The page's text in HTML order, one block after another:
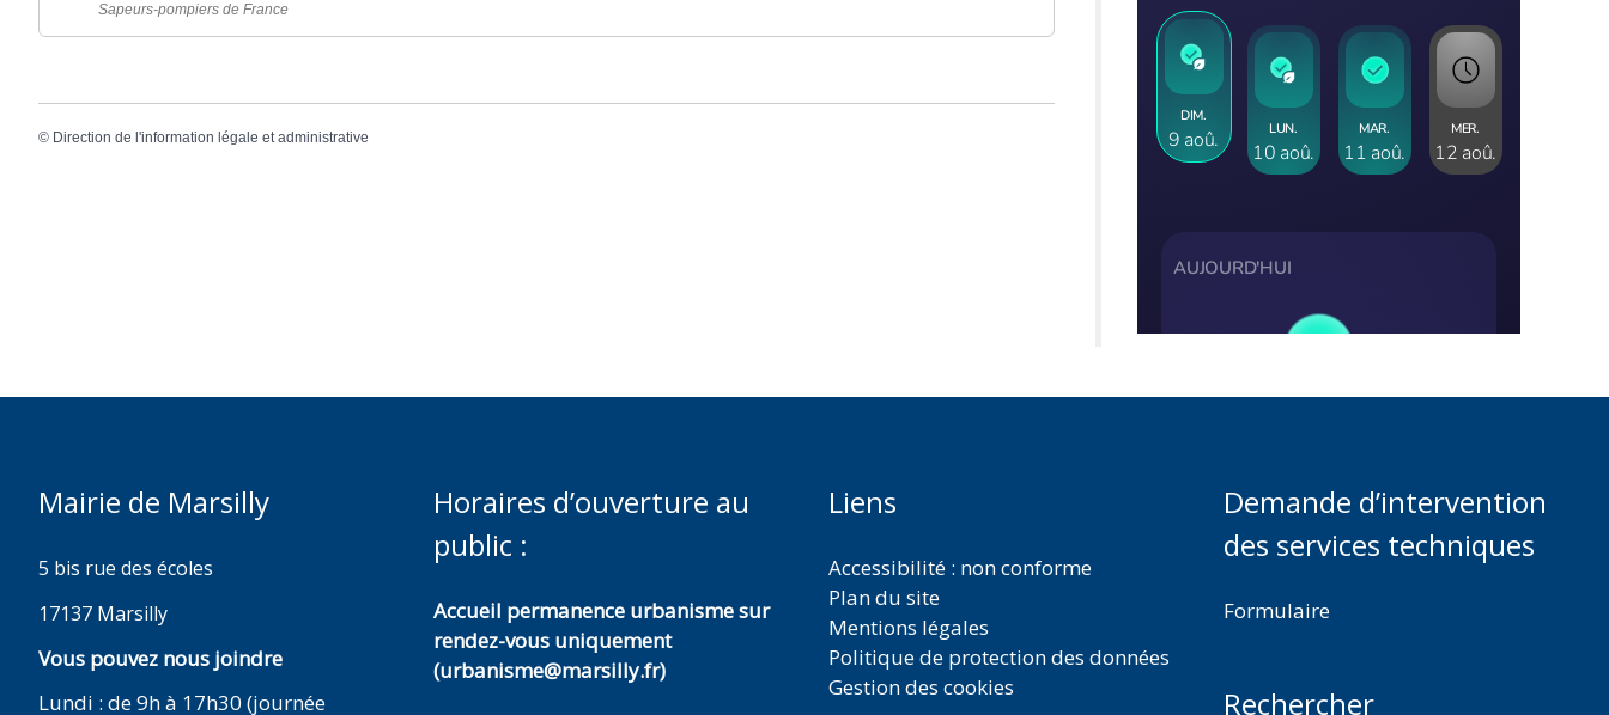
Sapeurs-pompiers de France
© Direction de l'information légale et administrative
Mairie de Marsilly
5 bis rue des écoles
17137 Marsilly
Vous pouvez nous joindre
Lundi : de 9h à 17h30 (journée
Horaires d’ouverture au
public :
Accueil permanence urbanisme sur
rendez-vous uniquement
(urbanisme@marsilly.fr)
Liens
Accessibilité : non conforme
Plan du site
Mentions légales
Politique de protection des données
Gestion des cookies
Demande d’intervention
des services techniques
Formulaire
Rechercher